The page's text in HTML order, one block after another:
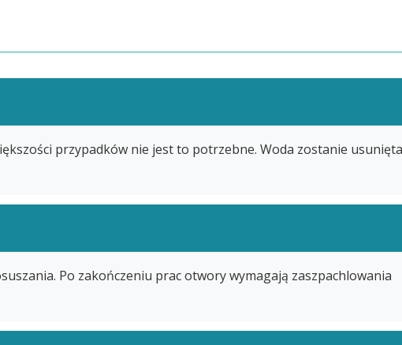
przypadków nie jest to potrzebne. Woda zostanie usunięta
Po zakończeniu prac otwory wymagają zaszpachlowania